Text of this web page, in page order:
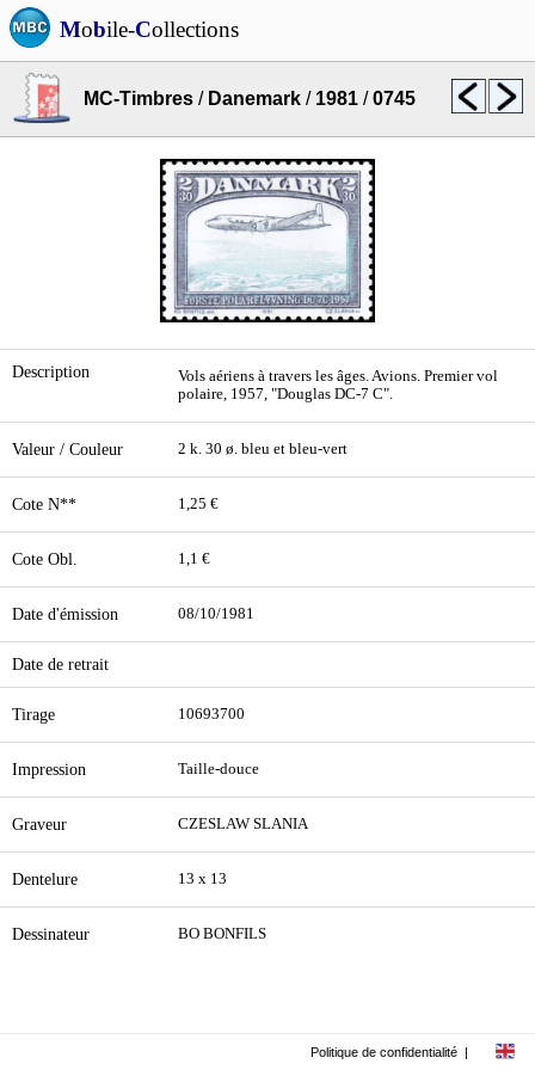
Mobile-Collections
MC-Timbres / Danemark / 1981 /0745
Description
Vols aériens à travers les âges. Avions. Premier vol
polaire, 1957, "Douglas DC-7 C".
Valeur / Couleur 2 k. 30 ø. bleu et bleu-vert
Cote N** 1,25 €
Cote Obl. 1,1 €
Date d'émission 08/10/1981
Date de retrait
Tirage 10693700
Impression Taille-douce
Graveur CZESLAW SLANIA
Dentelure 13 x 13
Dessinateur BO BONFILS
Politique de confidentialité |